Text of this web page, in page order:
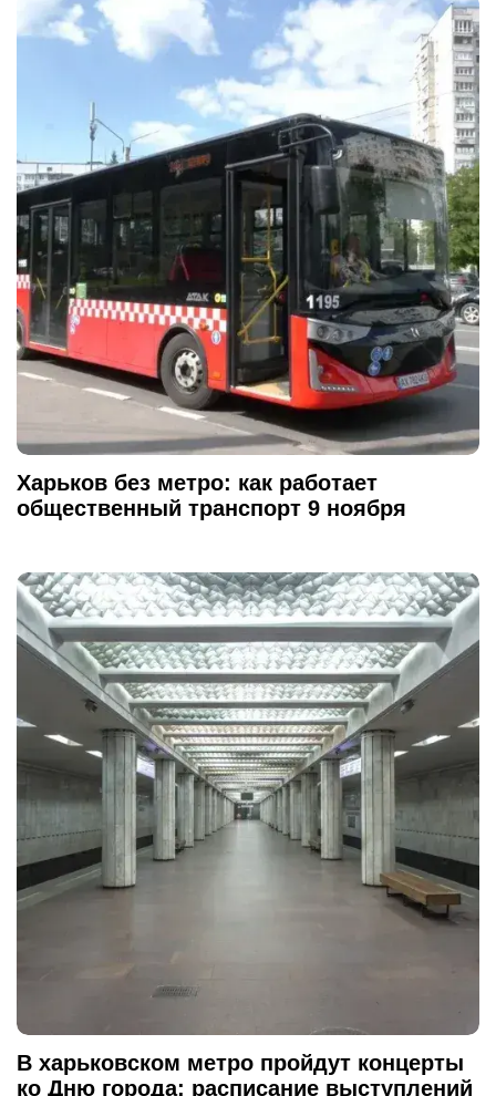
Харьков без метро: как работает
общественный транспорт 9 ноября
В харьковском метро пройдут концерты
ко Дню города: расписание выступлений